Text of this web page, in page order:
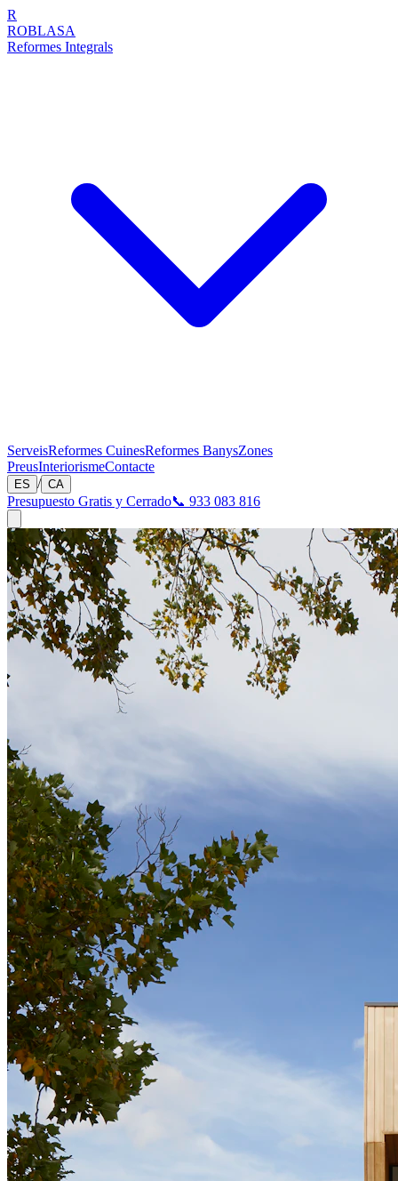
R
ROBLASA
Reformes Integrals
ServeisReformes CuinesReformes BanysZones
PreusInteriorismeContacte
ES / CA
Presupuesto Gratis y Cerrado📞 933 083 816